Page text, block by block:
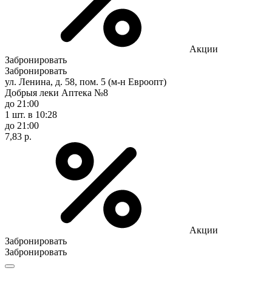
Акции
Забронировать
Забронировать
ул. Ленина, д. 58, пом. 5 (м-н Евроопт)
Добрыя леки Аптека №8
до 21:00
1 шт. в 10:28
до 21:00
7,83 р.
Акции
Забронировать
Забронировать